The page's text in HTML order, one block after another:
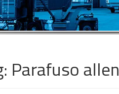
Parafuso allen